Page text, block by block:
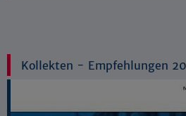
Kollekten - Empfehlungen